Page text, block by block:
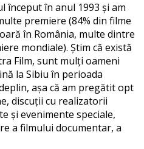
început în anul 1993 şi am
premiere (84% din filme
în România, multe dintre
mondiale). Ştim că există
Film, sunt mulţi oameni
la Sibiu în perioada
aşa că am pregătit opt
discuţii cu realizatorii
şi evenimente speciale,
a filmului documentar, a